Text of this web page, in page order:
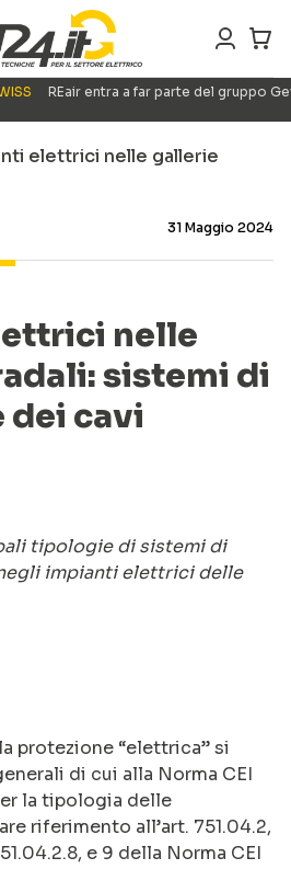
REair entra a far parte del gruppo
elettrici nelle gallerie
31 Maggio 2024
nelle
sistemi di
dei cavi
tipologie di sistemi di
impianti elettrici delle
protezione “elettrica” si
di cui alla Norma CEI
la tipologia delle
riferimento all’art. 751.04.2,
e 9 della Norma CEI